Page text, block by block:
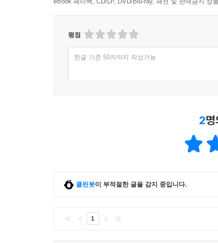
『존 파이퍼 신앙 상담소 : 기도』
PART 1 응답: 간절하게 붙드는 질문에 답하다
1 믿고 선포하면 그대로 이루어지나요?
2 잘못 구한 기도를 하나님이 허락하시기도 하나요
4 아무 변화가 없는데, 언제까지 기도해야 할까요?
7 하나님이 제 기도를 들으시는데, 왜 여러 번 구해
11 성령 안에서 기도한다는 것은 무엇인가요?
14 하나님이 모두 주관하신다면 기도는 무의미하
그리고 이렇게 기도합니다.
밀도 있는 Q&A 형식이 누구든 부담 없이 책을 펼
평점
한글 기준 50자까지 작성가능
2
클린봇이 부적절한 글을 감지 중입니다.
1